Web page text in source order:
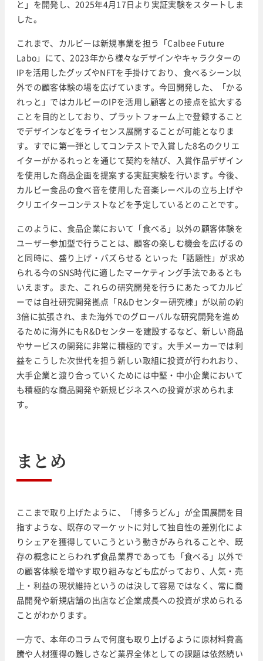
と」を開発し、2025年4月17日より実証実験をスタートしま
した。
これまで、カルビーは新規事業を担う「Calbee Future
Labo」にて、2023年から様々なデザインやキャラクターの
IPを活用したグッズやNFTを手掛けており、食べるシーン以
外での顧客体験の場を広げています。今回開発した、「かる
れっと」ではカルビーのIPを活用し顧客との接点を拡大する
ことを目的としており、プラットフォーム上で登録すること
でデザインなどをライセンス展開することが可能となりま
す。すでに第一弾としてコンテストで入賞した8名のクリエ
イターがかるれっとを通じて契約を結び、入賞作品デザイン
を使用した商品企画を提案する実証実験を行います。今後、
カルビー食品の食べ音を使用した音楽レーベルの立ち上げや
クリエイターコンテストなどを予定しているとのことです。
このように、食品企業において「食べる」以外の顧客体験を
ユーザー参加型で行うことは、顧客の楽しむ機会を広げるの
と同時に、盛り上げ・バズらせる といった「話題性」が求め
られる今のSNS時代に適したマーケティング手法であるとも
いえます。また、これらの研究開発を行うにあたってカルビ
ーでは自社研究開発拠点「R&Dセンター研究棟」が以前の約
3倍に拡張され、また海外でのグローバルな研究開発を進め
るために海外にもR&Dセンターを建設するなど、新しい商品
やサービスの開発に非常に積極的です。大手メーカーでは利
益をこうした次世代を担う新しい取組に投資が行われおり、
大手企業と渡り合っていくためには中堅・中小企業において
も積極的な商品開発や新規ビジネスへの投資が求められま
す。
まとめ
ここまで取り上げたように、「博多うどん」が全国展開を目
指すような、既存のマーケットに対して独自性の差別化によ
りシェアを獲得していこうという動きがみられることや、既
存の概念にとらわれず食品業界であっても「食べる」以外で
の顧客体験を増やす取り組みなども広がっており、人気・売
上・利益の現状維持というのは決して容易ではなく、常に商
品開発や新規店舗の出店など企業成長への投資が求められる
ことがわかります。
一方で、本年のコラムで何度も取り上げるように原材料費高
騰や人材獲得の難しさなど業界全体としての課題は依然続い